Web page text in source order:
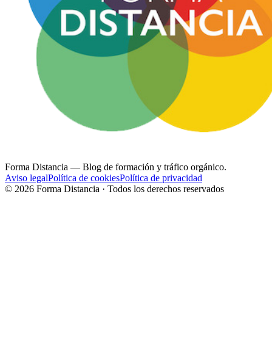
Forma Distancia — Blog de formación y tráfico orgánico.
Aviso legalPolítica de cookiesPolítica de privacidad
© 2026 Forma Distancia · Todos los derechos reservados